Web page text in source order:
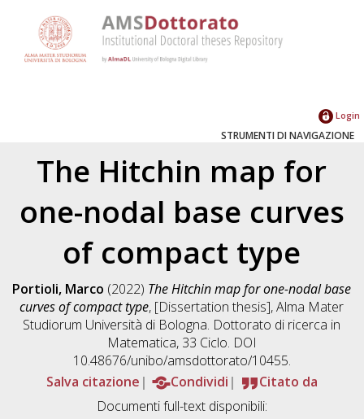
Login
STRUMENTI DI NAVIGAZIONE
The Hitchin map for
one-nodal base curves
of compact type
Portioli, Marco (2022) The Hitchin map for one-nodal base
curves of compact type, [Dissertation thesis], Alma Mater
Studiorum Università di Bologna. Dottorato di ricerca in
Matematica, 33 Ciclo. DOI
10.48676/unibo/amsdottorato/10455.
Salva citazione
Condividi
Citato da
Documenti full-text disponibili: